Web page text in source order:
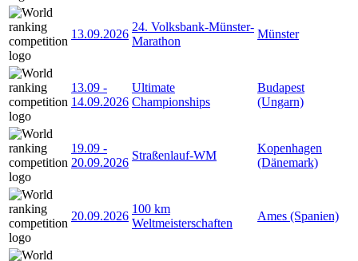
13.09.2026
24. Volksbank-Münster-
Marathon
Münster
13.09 -
14.09.2026
Ultimate
Championships
Budapest
(Ungarn)
19.09 -
20.09.2026
Straßenlauf-WM
Kopenhagen
(Dänemark)
20.09.2026
100 km
Weltmeisterschaften
Ames (Spanien)